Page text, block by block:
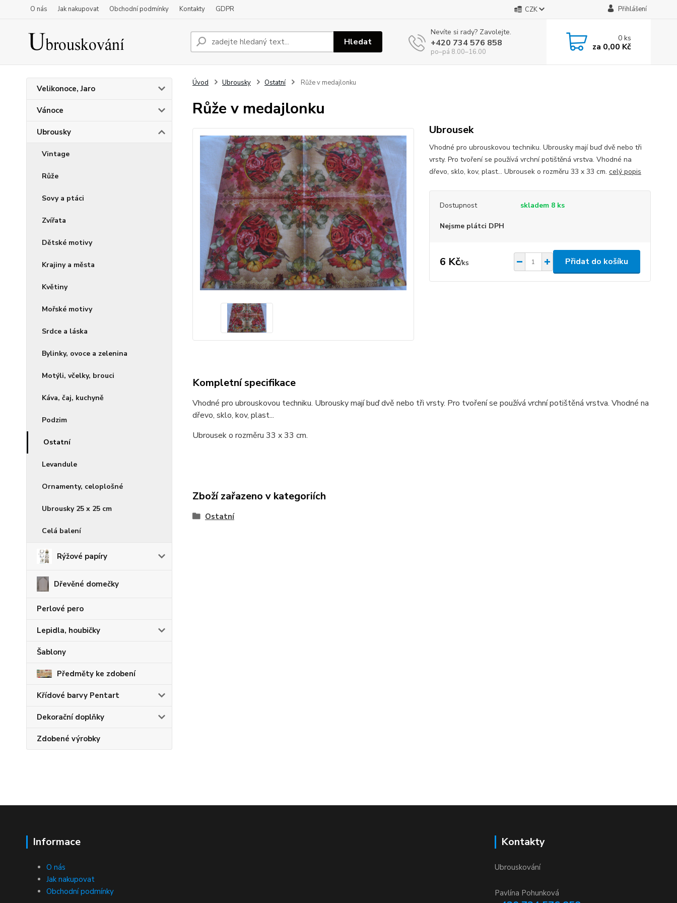
O nás Jak nakupovat Obchodní podmínky Kontakty GDPR CZK Přihlášení
Hledat
Nevíte si rady? Zavolejte.
+420 734 576 858
po–pá 8.00–16.00
0ks
za 0,00 Kč
Velikonoce, Jaro
Vánoce
Ubrousky
Vintage
Růže
Sovy a ptáci
Zvířata
Dětské motivy
Krajiny a města
Květiny
Mořské motivy
Srdce a láska
Bylinky, ovoce a zelenina
Motýli, včelky, brouci
Káva, čaj, kuchyně
Podzim
Ostatní
Levandule
Ornamenty, celoplošné
Ubrousky 25 x 25 cm
Celá balení
Rýžové papíry
Dřevěné domečky
Perlové pero
Lepidla, houbičky
Šablony
Předměty ke zdobení
Křídové barvy Pentart
Dekorační doplňky
Zdobené výrobky
Úvod Ubrousky Ostatní Růže v medajlonku
Růže v medajlonku
Ubrousek
Vhodné pro ubrouskovou techniku. Ubrousky mají buď dvě nebo tři
vrsty. Pro tvoření se používá vrchní potištěná vrstva. Vhodné na
dřevo, sklo, kov, plast... Ubrousek o rozměru 33 x 33 cm. celý popis
Dostupnost skladem 8 ks
Nejsme plátci DPH
6 Kč/ks Přidat do košíku
Kompletní specifikace
Vhodné pro ubrouskovou techniku. Ubrousky mají buď dvě nebo tři vrsty. Pro tvoření se používá vrchní potištěná vrstva. Vhodné na
dřevo, sklo, kov, plast...
Ubrousek o rozměru 33 x 33 cm.
Zboží zařazeno v kategoriích
Ostatní
Informace
O nás
Jak nakupovat
Obchodní podmínky
Kontakty
Ubrouskování
Pavlína Pohunková